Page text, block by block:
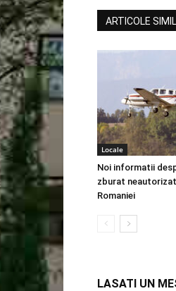
ARTICOLE
Locale
Noi informatii
zburat
Romaniei
LASATI UN